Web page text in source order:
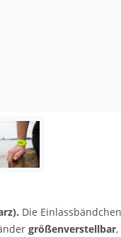
Die
größenverstellbar,